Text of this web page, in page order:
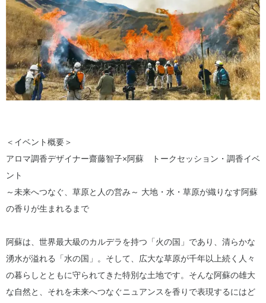
＜イベント概要＞
アロマ調香デザイナー齋藤智子×阿蘇 トークセッション・調香イベ
ント
～未来へつなぐ、草原と人の営み～ 大地・水・草原が織りなす阿蘇
の香りが生まれるまで
阿蘇は、世界最大級のカルデラを持つ「火の国」であり、清らかな
湧水が溢れる「水の国」。そして、広大な草原が千年以上続く人々
の暮らしとともに守られてきた特別な土地です。そんな阿蘇の雄大
な自然と、それを未来へつなぐニュアンスを香りで表現するにはど